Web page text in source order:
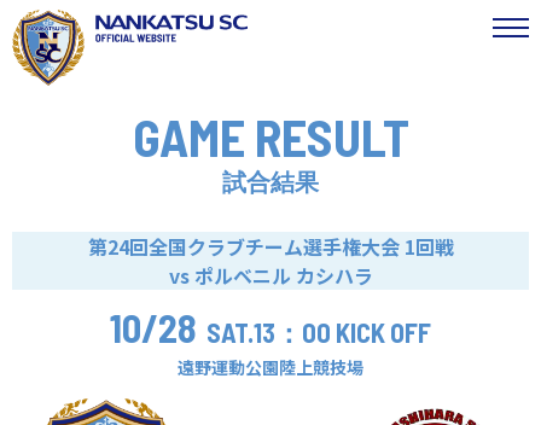
GAME RESULT
試合結果
第24回全国クラブチーム選手権大会 1回戦
vs ポルベニル カシハラ
10/28 SAT.13：00 KICK OFF
遠野運動公園陸上競技場